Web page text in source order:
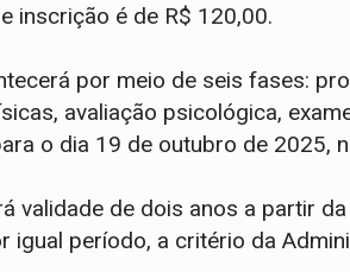
inscrição é de R$ 120,00.
por meio de seis fases:
avaliação psicológica,
o dia 19 de outubro de 2025,
validade de dois anos a partir
igual período, a critério da